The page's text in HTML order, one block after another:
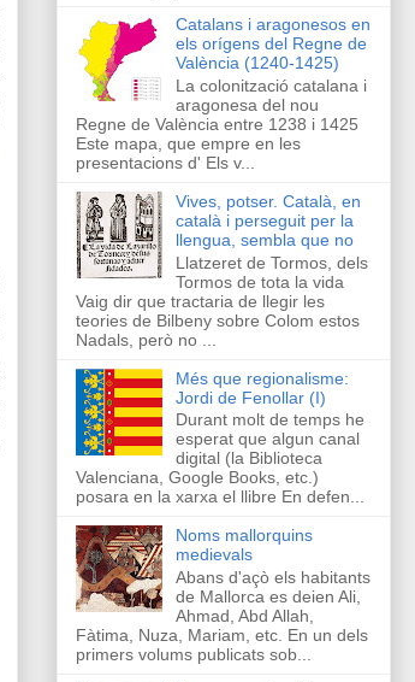
Catalans i aragonesos en
els orígens del Regne de
València (1240-1425)
La colonització catalana i
aragonesa del nou
Regne de València entre 1238 i 1425
Este mapa, que empre en les
presentacions d' Els v...
Vives, potser. Català, en
català i perseguit per la
llengua, sembla que no
Llatzeret de Tormos, dels
Tormos de tota la vida
Vaig dir que tractaria de llegir les
teories de Bilbeny sobre Colom estos
Nadals, però no ...
Més que regionalisme:
Jordi de Fenollar (I)
Durant molt de temps he
esperat que algun canal
digital (la Biblioteca
Valenciana, Google Books, etc.)
posara en la xarxa el llibre En defen...
Noms mallorquins
medievals
Abans d'açò els habitants
de Mallorca es deien Ali,
Ahmad, Abd Allah,
Fàtima, Nuza, Mariam, etc. En un dels
primers volums publicats sob...